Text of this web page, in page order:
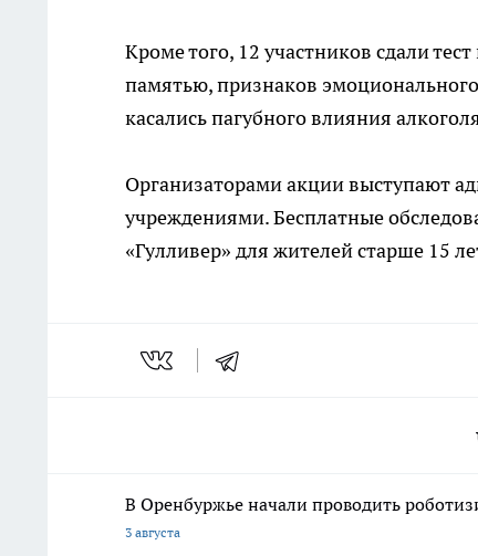
Кроме того, 12 участников сдали
памятью, признаков
касались пагубного влияния
Организаторами акции выступают
учреждениями. Бесплатные
«Гулливер» для жителей старше 15
В Оренбуржье начали проводить
3 августа